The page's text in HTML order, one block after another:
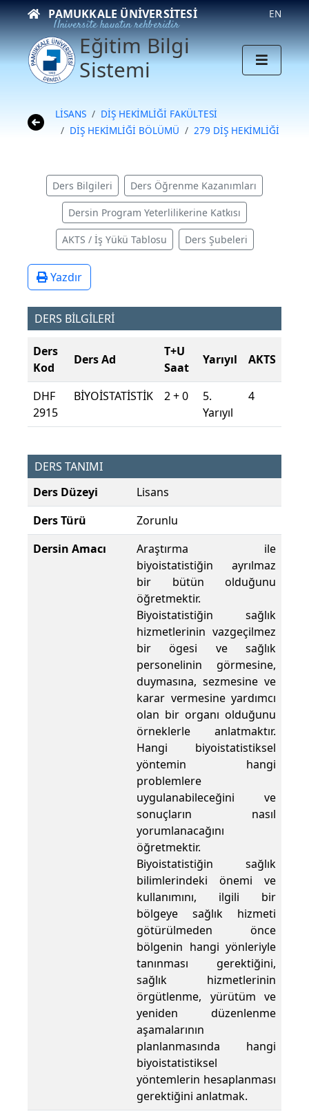
PAMUKKALE ÜNIVERSITESI
Üniversite hayatın rehberidir
EN
Eğitim Bilgi
Sistemi
LİSANS
DİŞ HEKİMLİĞİ FAKÜLTESİ
DİŞ HEKİMLİĞİ BÖLÜMÜ
279 DİŞ HEKİMLİĞİ
Ders Bilgileri Ders Öğrenme Kazanımları
Dersin Program Yeterlilikerine Katkısı
AKTS / İş Yükü Tablosu Ders Şubeleri
Yazdır
DERS BİLGİLERİ
Ders
Kod
Ders Ad
T+U
Saat
Yarıyıl AKTS
DHF
2915
BİYOİSTATİSTİK 2 + 0
5.
Yarıyıl
4
DERS TANIMI
Ders Düzeyi
Lisans
Ders Türü
Zorunlu
Dersin Amacı
Araştırma ile
biyoistatistiğin ayrılmaz
bir bütün olduğunu
öğretmektir.
Biyoistatistiğin sağlık
hizmetlerinin vazgeçilmez
bir ögesi ve sağlık
personelinin görmesine,
duymasına, sezmesine ve
karar vermesine yardımcı
olan bir organı olduğunu
örneklerle anlatmaktır.
Hangi biyoistatistiksel
yöntemin hangi
problemlere
uygulanabileceğini ve
sonuçların nasıl
yorumlanacağını
öğretmektir.
Biyoistatistiğin sağlık
bilimlerindeki önemi ve
kullanımını, ilgili bir
bölgeye sağlık hizmeti
götürülmeden önce
bölgenin hangi yönleriyle
tanınması gerektiğini,
sağlık hizmetlerinin
örgütlenme, yürütüm ve
yeniden düzenlenme
aşamalarının
planlanmasında hangi
biyoistatistiksel
yöntemlerin hesaplanması
gerektiğini anlatmak.